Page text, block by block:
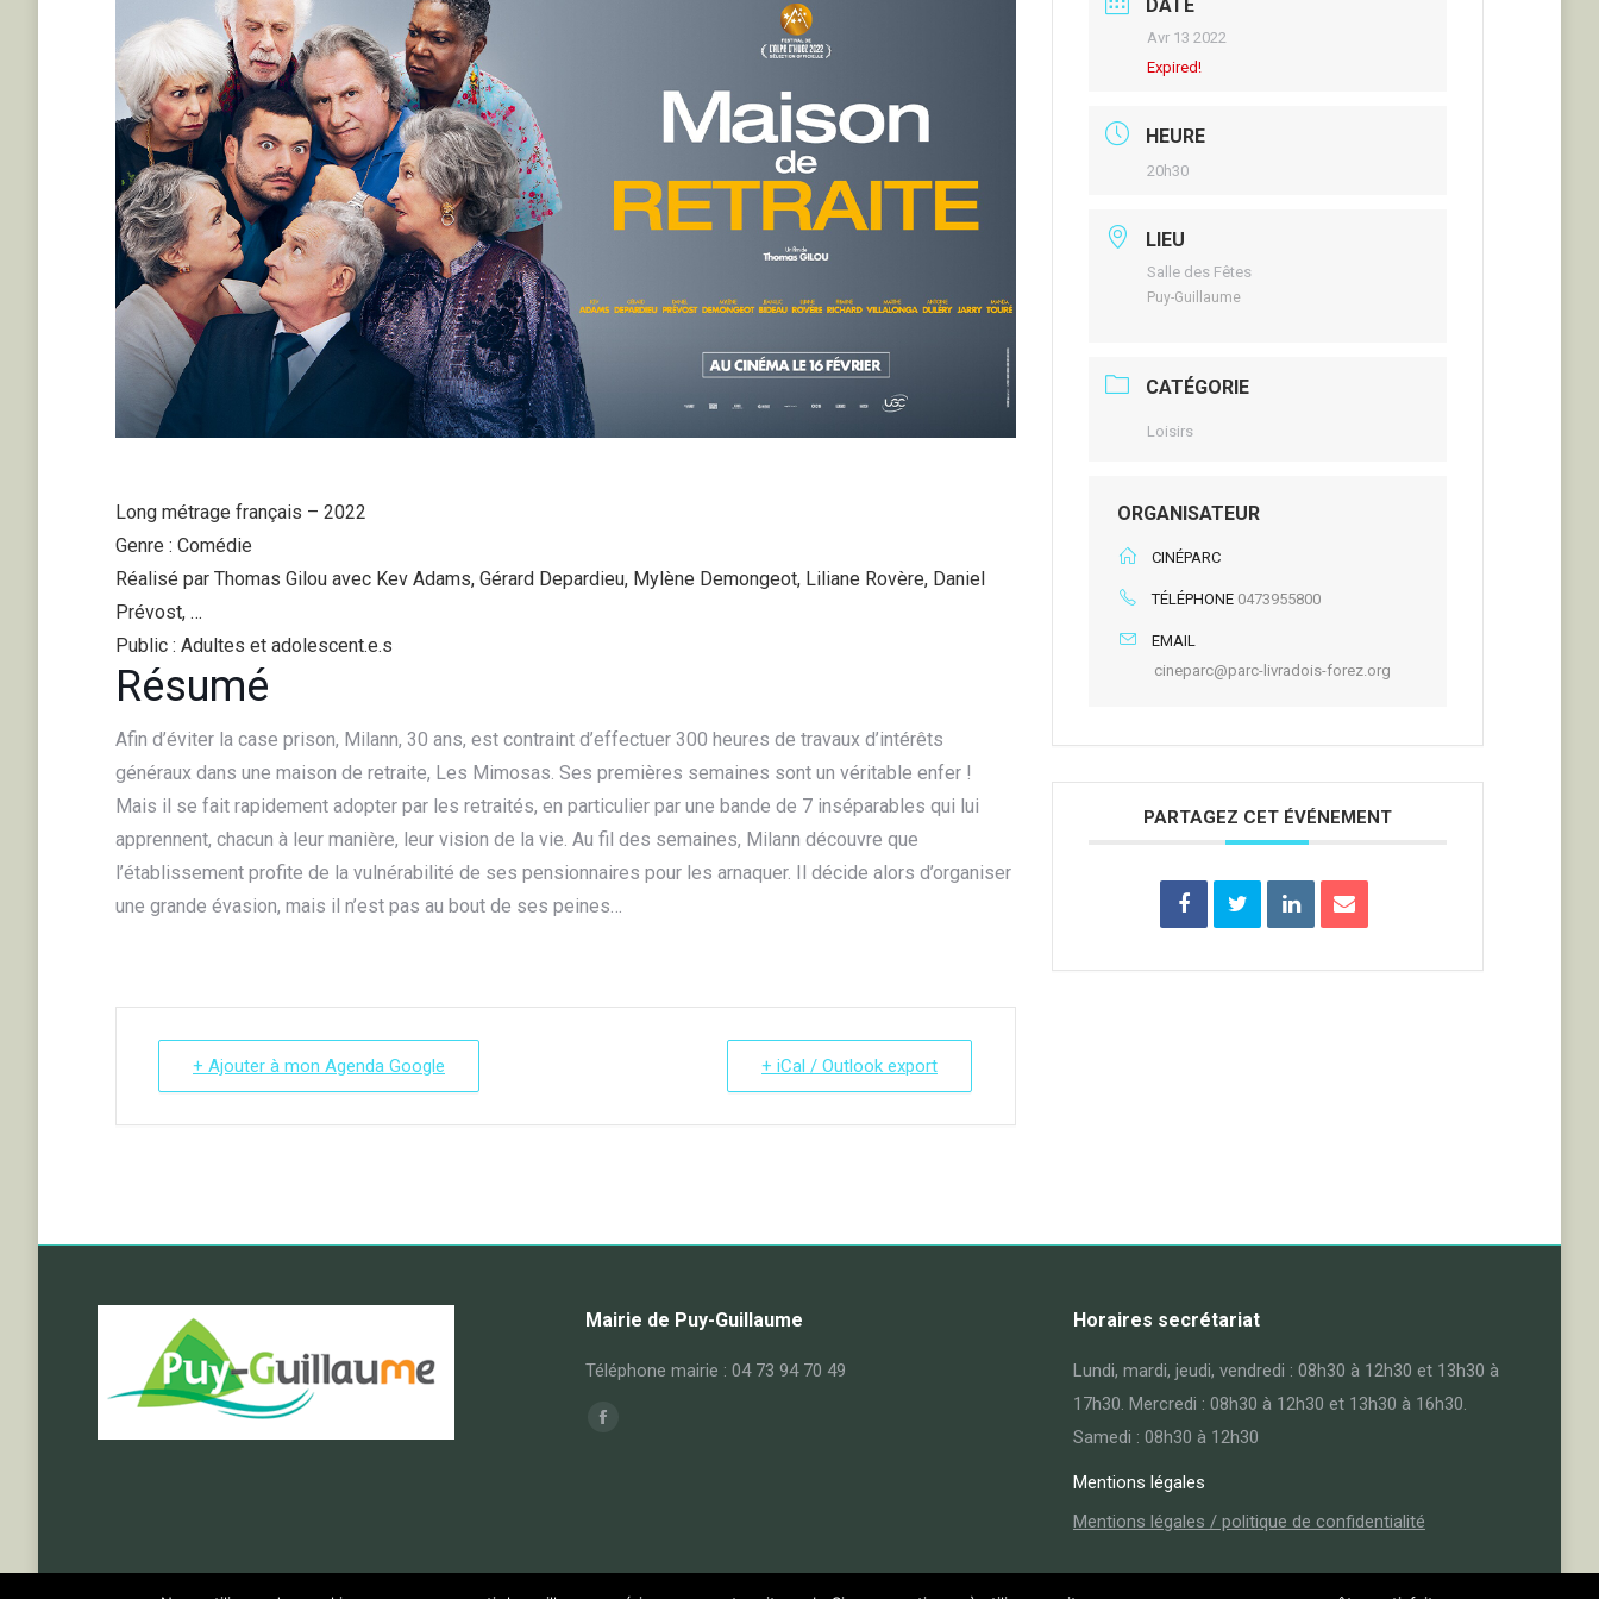
Long métrage français – 2022
Genre : Comédie
Réalisé par Thomas Gilou avec Kev Adams, Gérard Depardieu, Mylène Demongeot, Liliane Rovère, Daniel
Prévost, …
Public : Adultes et adolescent.e.s
Résumé
Afin d’éviter la case prison, Milann, 30 ans, est contraint d’effectuer 300 heures de travaux d’intérêts
généraux dans une maison de retraite, Les Mimosas. Ses premières semaines sont un véritable enfer !
Mais il se fait rapidement adopter par les retraités, en particulier par une bande de 7 inséparables qui lui
apprennent, chacun à leur manière, leur vision de la vie. Au fil des semaines, Milann découvre que
l’établissement profite de la vulnérabilité de ses pensionnaires pour les arnaquer. Il décide alors d’organiser
une grande évasion, mais il n’est pas au bout de ses peines…
+ Ajouter à mon Agenda Google + iCal / Outlook export
DATE
Avr 13 2022
Expired!
HEURE
20h30
LIEU
Salle des Fêtes
Puy-Guillaume
CATÉGORIE
Loisirs
ORGANISATEUR
CINÉPARC
TÉLÉPHONE 0473955800
EMAIL
cineparc@parc-livradois-forez.org
PARTAGEZ CET ÉVÉNEMENT
Mairie de Puy-Guillaume
Téléphone mairie : 04 73 94 70 49
Trouvez nous sur :
Facebook
Horaires secrétariat
Lundi, mardi, jeudi, vendredi : 08h30 à 12h30 et 13h30 à
17h30. Mercredi : 08h30 à 12h30 et 13h30 à 16h30.
Samedi : 08h30 à 12h30
Mentions légales
Mentions légales / politique de confidentialité